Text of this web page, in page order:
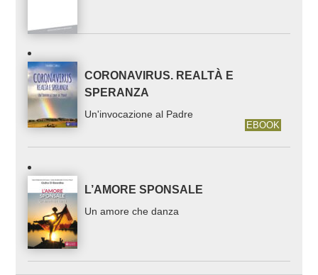
CORONAVIRUS. REALTÀ E
SPERANZA
Un'invocazione al Padre
EBOOK
L’AMORE SPONSALE
Un amore che danza